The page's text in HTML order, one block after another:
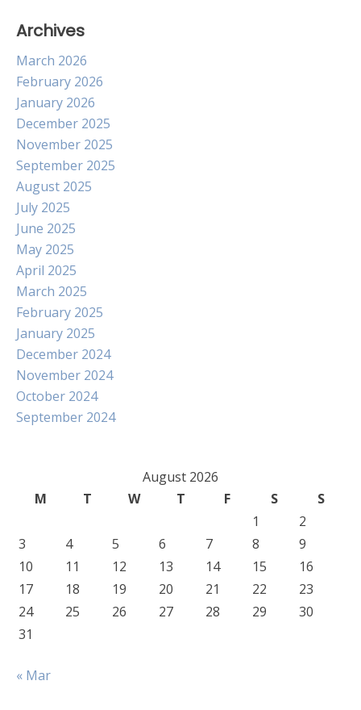
Archives
March 2026
February 2026
January 2026
December 2025
November 2025
September 2025
August 2025
July 2025
June 2025
May 2025
April 2025
March 2025
February 2025
January 2025
December 2024
November 2024
October 2024
September 2024
August 2026
M
T W T F S
S
1
2
3
4 5 6 7 8
9
10
11 12 13 14 15
16
17
18 19 20 21 22
23
24
25 26 27 28 29
30
31
« Mar